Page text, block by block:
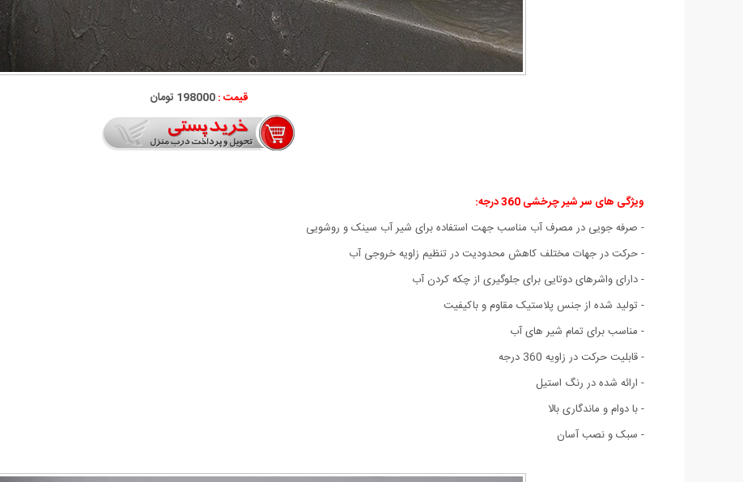
قیمت :198000 تومان
ویژگی های سر شیر چرخشی 360 درجه
:
- صرفه جویی در مصرف آب مناسب جهت استفاده برای شیر آب سینک و روشویی
- حرکت در جهات مختلف کاهش محدودیت در تنظیم زاویه خروجی آب
- دارای واشرهای دوتایی برای جلوگیری از چکه کردن آب
- تولید شده از جنس پلاستیک مقاوم و باکیفیت
- مناسب برای تمام شیر های آب
- قابلیت حرکت در زاویه 360 درجه
- ارائه شده در رنگ استیل
- با دوام و ماندگاری بالا
- سبک و نصب آسان